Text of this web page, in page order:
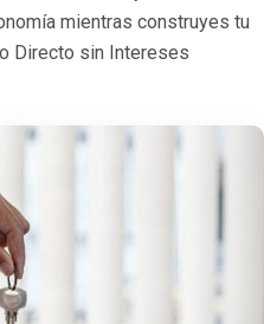
mientras construyes tu
Directo sin Intereses